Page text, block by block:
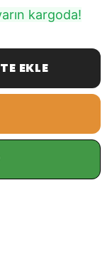
kargoda!
EKLE